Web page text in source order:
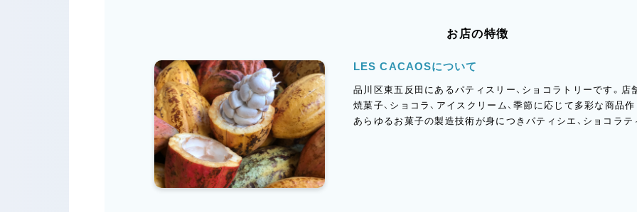
お店の特徴
LES CACAOSについて
品川区東五反田にあるパティスリー、ショコラトリーです。店
焼菓子、ショコラ、アイスクリーム、季節に応じて多彩な商品
あらゆるお菓子の製造技術が身につきパティシエ、ショコラテ